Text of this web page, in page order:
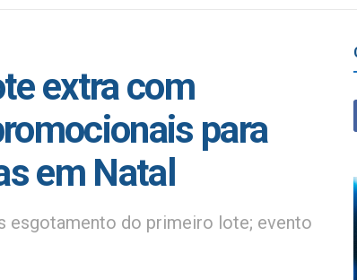
extra com
para
em Natal
esgotamento do primeiro lote; evento